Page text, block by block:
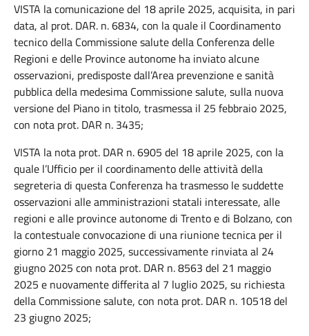
VISTA la comunicazione del 18 aprile 2025, acquisita, in pari
data, al prot. DAR. n. 6834, con la quale il Coordinamento
tecnico della Commissione salute della Conferenza delle
Regioni e delle Province autonome ha inviato alcune
osservazioni, predisposte dall’Area prevenzione e sanità
pubblica della medesima Commissione salute, sulla nuova
versione del Piano in titolo, trasmessa il 25 febbraio 2025,
con nota prot. DAR n. 3435;
VISTA la nota prot. DAR n. 6905 del 18 aprile 2025, con la
quale l’Ufficio per il coordinamento delle attività della
segreteria di questa Conferenza ha trasmesso le suddette
osservazioni alle amministrazioni statali interessate, alle
regioni e alle province autonome di Trento e di Bolzano, con
la contestuale convocazione di una riunione tecnica per il
giorno 21 maggio 2025, successivamente rinviata al 24
giugno 2025 con nota prot. DAR n. 8563 del 21 maggio
2025 e nuovamente differita al 7 luglio 2025, su richiesta
della Commissione salute, con nota prot. DAR n. 10518 del
23 giugno 2025;